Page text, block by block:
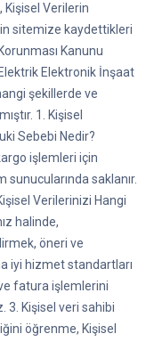
Kişisel Verilerin
sitemize kaydettikleri
Kanunu
Elektronik İnşaat
şekillerde ve
1. Kişisel
Sebebi Nedir?
işlemleri için
saklanır.
Verilerinizi Hangi
halinde,
öneri ve
iyi hizmet standartları
fatura işlemlerini
3. Kişisel veri sahibi
öğrenme, Kişisel